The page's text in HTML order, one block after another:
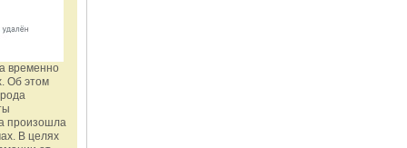
временно
Об этом
произошла
В целях